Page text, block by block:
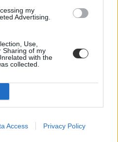
my
Advertising.
Use,
Sharing of my
with the
collected.
Access Privacy Policy
rátok idén: mutatjuk a dátumokat.
napkezdés, hosszabb
jöhet az alsó tagozatokban
kaptak az általános
az alsó tagozatos diákok
intézmények már a 2026/2027-es
– írta Facebook-oldalán